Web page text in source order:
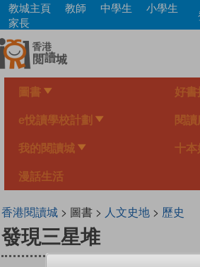
Skip
main
content
教城主頁 教師 中學生
小學生
家長
圖書 好書
e悅讀學校計劃 閱
我的閱讀城 十本
漫話生活
香港閱讀城> 圖書 > 人文史地> 歷史
發現三星堆